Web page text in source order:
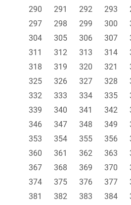
290
291 292 293
297
298 299 300
304
305 306 307
311
312 313 314
318
319 320 321
325
326 327 328
332
333 334 335
339
340 341 342
346
347 348 349
353
354 355 356
360
361 362 363
367
368 369 370
374
375 376 377
381
382 383 384